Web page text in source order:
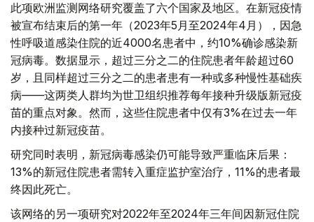
此项欧洲监测网络研究覆盖了六个国家及地区。在新冠疫情
被宣布结束后的第一年（2023年5月至2024年4月），因急
性呼吸道感染住院的近4000名患者中，约10%确诊感染新
冠病毒。数据显示，超过三分之二的住院患者年龄超过60
岁，且同样超过三分之二的患者患有一种或多种慢性基础疾
病——这两类人群均为世卫组织推荐每年接种升级版新冠疫
苗的重点对象。然而，这些住院患者中仅有3%在过去一年
内接种过新冠疫苗。
研究同时表明，新冠病毒感染仍可能导致严重临床后果：
13%的新冠住院患者需转入重症监护室治疗，11%的患者最
终因此死亡。
该网络的另一项研究对2022年至2024年三年间因新冠住院